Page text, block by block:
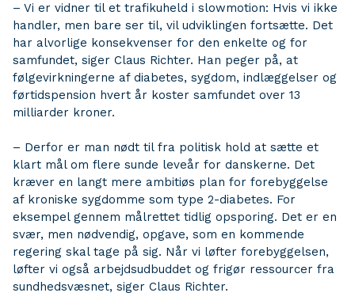
– Vi er vidner til et trafikuheld i slowmotion: Hvis vi ikke
handler, men bare ser til, vil udviklingen fortsætte. Det
har alvorlige konsekvenser for den enkelte og for
samfundet, siger Claus Richter. Han peger på, at
følgevirkningerne af diabetes, sygdom, indlæggelser og
førtidspension hvert år koster samfundet over 13
milliarder kroner.
– Derfor er man nødt til fra politisk hold at sætte et
klart mål om flere sunde leveår for danskerne. Det
kræver en langt mere ambitiøs plan for forebyggelse
af kroniske sygdomme som type 2-diabetes. For
eksempel gennem målrettet tidlig opsporing. Det er en
svær, men nødvendig, opgave, som en kommende
regering skal tage på sig. Når vi løfter forebyggelsen,
løfter vi også arbejdsudbuddet og frigør ressourcer fra
sundhedsvæsnet, siger Claus Richter.